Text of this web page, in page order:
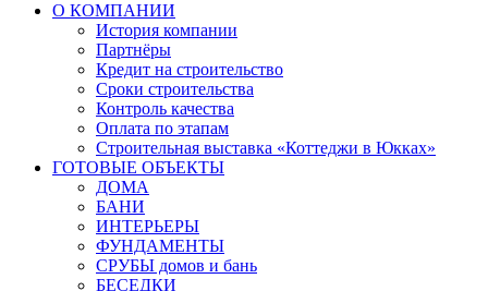
О КОМПАНИИ
История компании
Партнёры
Кредит на строительство
Сроки строительства
Контроль качества
Оплата по этапам
Строительная выставка «Коттеджи в Юкках»
ГОТОВЫЕ ОБЪЕКТЫ
ДОМА
БАНИ
ИНТЕРЬЕРЫ
ФУНДАМЕНТЫ
СРУБЫ домов и бань
БЕСЕДКИ